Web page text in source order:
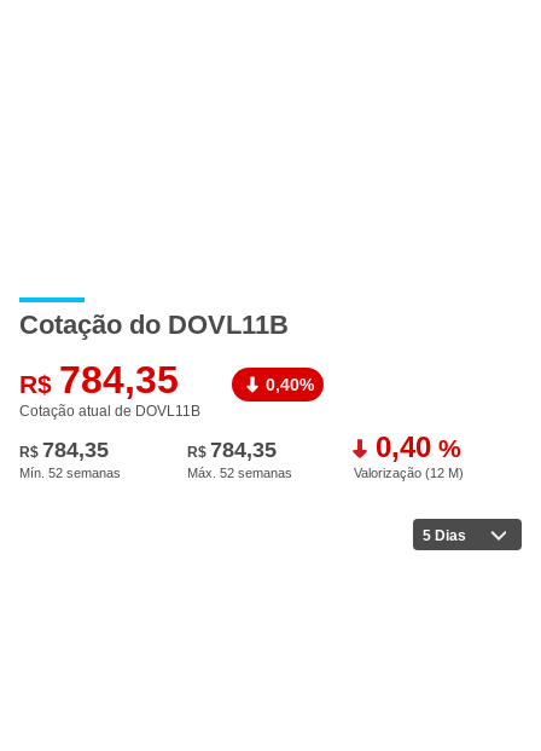
Cotação do DOVL11B
R$ 784,35
Cotação atual de DOVL11B
0,40%
R$ 784,35
Mín. 52 semanas
R$ 784,35
Máx. 52 semanas
0,40 %
Valorização (12 M)
5 Dias